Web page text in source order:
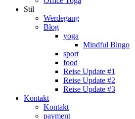
Stil
Werdegang
Blog
yoga
Mindful Bingo
sport
food
Reise Update #1
Reise Update #2
Reise Update #3
Kontakt
Kontakt
payment